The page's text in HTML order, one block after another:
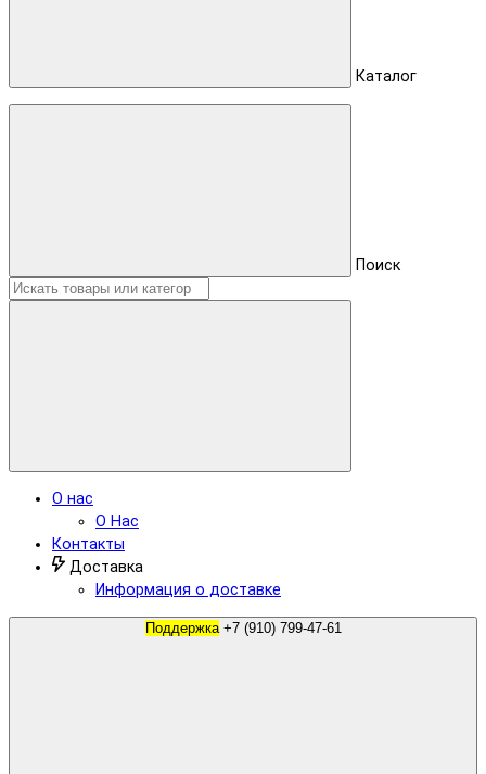
Каталог
Поиск
О нас
О Нас
Контакты
Доставка
Информация о доставке
Поддержка +7 (910) 799-47-61